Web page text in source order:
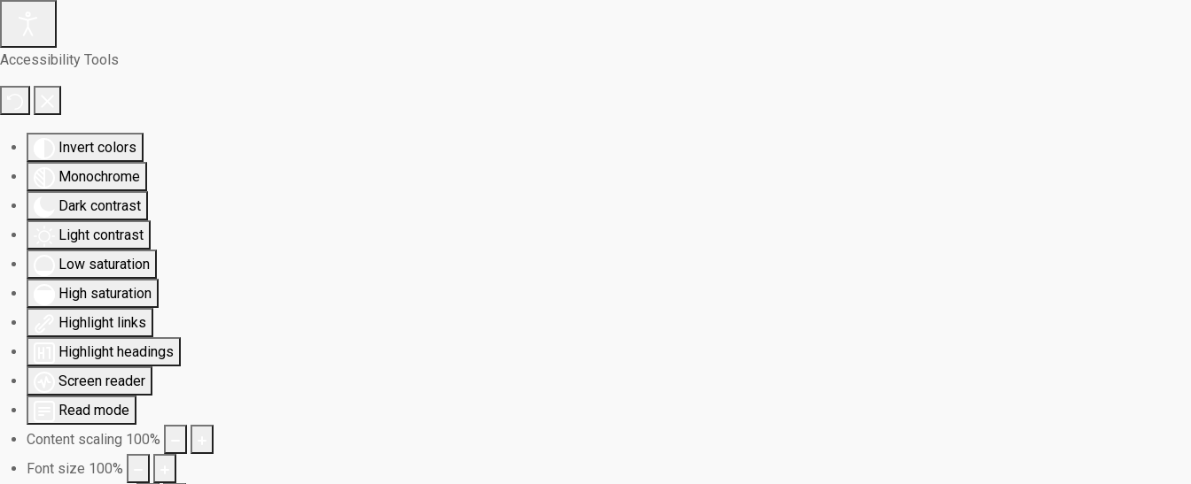
Accessibility Tools
Invert colors
Monochrome
Dark contrast
Light contrast
Low saturation
High saturation
Highlight links
Highlight headings
Screen reader
Read mode
Content scaling 100%
Font size 100%